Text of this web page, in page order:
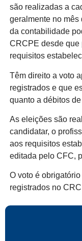
são realizadas a
geralmente no mês
da contabilidade
CRCPE desde que
requisitos
Têm direito a voto
registrados e que
quanto a débitos
As eleições são
candidatar, o
aos requisitos
editada pelo CFC,
O voto é
registrados no